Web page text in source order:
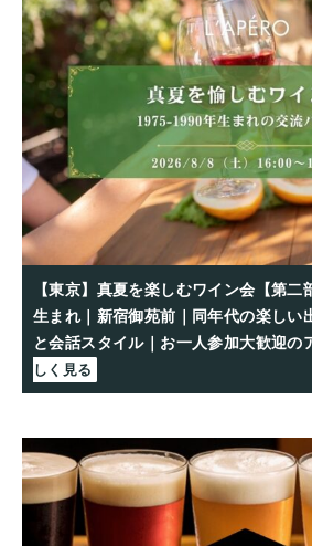
【東京】真夏を楽しむワイン会【第
生まれ｜新宿御苑前｜同年代の楽しい
と会話スタイル｜お一人参加大歓迎の
しく見る